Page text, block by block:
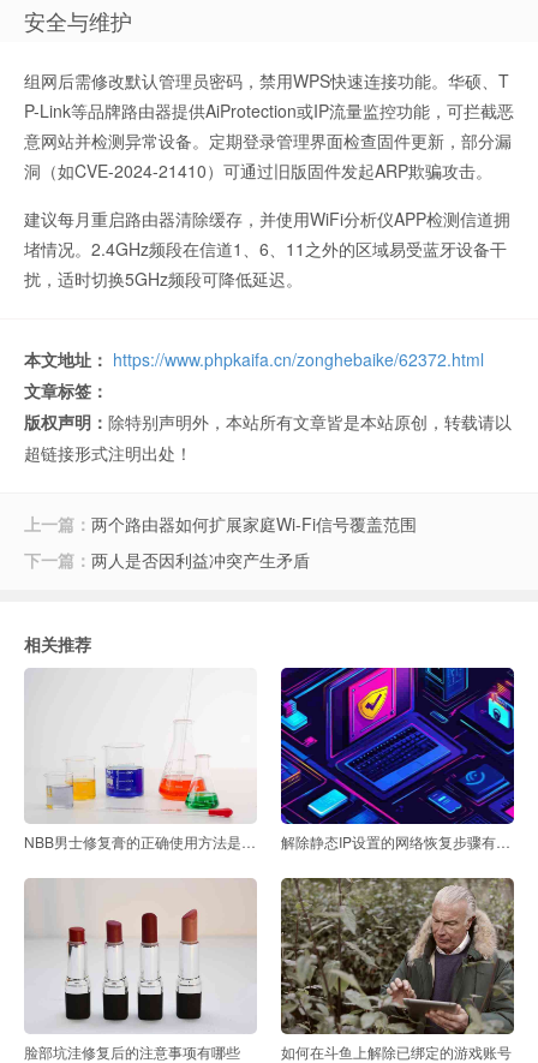
安全与维护
组网后需修改默认管理员密码，禁用WPS快速连接功能。华硕、T
P-Link等品牌路由器提供AiProtection或IP流量监控功能，可拦截恶
意网站并检测异常设备。定期登录管理界面检查固件更新，部分漏
洞（如CVE-2024-21410）可通过旧版固件发起ARP欺骗攻击。
建议每月重启路由器清除缓存，并使用WiFi分析仪APP检测信道拥
堵情况。2.4GHz频段在信道1、6、11之外的区域易受蓝牙设备干
扰，适时切换5GHz频段可降低延迟。
本文地址： https://www.phpkaifa.cn/zonghebaike/62372.html
文章标签：
版权声明： 除特别声明外，本站所有文章皆是本站原创，转载请以
超链接形式注明出处！
上一篇： 两个路由器如何扩展家庭Wi-Fi信号覆盖范围
下一篇： 两人是否因利益冲突产生矛盾
相关推荐
NBB男士修复膏的正确使用方法是什么 解除静态IP设置的网络恢复步骤有哪些
脸部坑洼修复后的注意事项有哪些 如何在斗鱼上解除已绑定的游戏账号